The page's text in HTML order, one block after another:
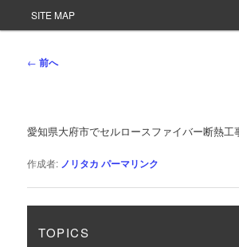
SITE MAP
投
ゲ
シ
← 前へ
愛知県大府市でセルロースファイバー断熱工
作成者: ノリタカ パーマリンク
TOPICS